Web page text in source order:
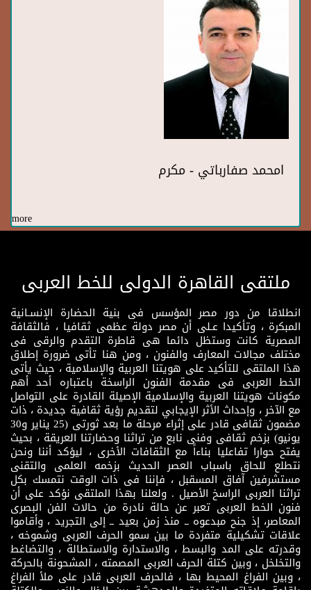
امحمد صفارباتي - مكرم
more
ملتقى القاهرة الدولى للخط العربى
انطلاقا من دور مصر المؤسس فى بنية الحضارة الإنسـانية
المبكرة ، وتأكيدا عـلى أن مصر دولة عظمى ثقافيا ، فالثقافة
المصرية كانت وستظل دائما هى قاطرة التقدم والرقى فى
مختلف مجالات المعارف والفنون ، ومن هنا تأتى ضرورة إطلاق
هذا الملتقى للتأكيد على هويتنا العربية والإسلامية ، حيث يأتى
الخط العربى فى مقدمة الفنون الراسخة باعتباره أحد أهم
مكونات هويتنا العربية والإسلامية الإصيلة القادرة على التواصل
مع الآخر ، وإحداث الأثر الإيجابي لتقديم رؤية ثقافية جديدة ، ذات
مضمون ثقافى قادر على إثراء مرحلة ما بعد ثورتى (25 يناير و30
يونيو) بزخم ثقافى وفنى نابع من تراثنا وحضارتنا العريقة ، بحيث
يفتح حوارا تفاعليا بناءاً مع الثقافات الأخرى ، ليؤكد أننا ونحن
نتطلع للحاق باسباب العصر الحديث بزخمه العلمى والتقنى
مستشرفين آفاق المسقبل ، فإننا فى ذات الوقت نتمسك بكل
تراثنا العربى الراسخ الأصيل . ولعلنا بهذا الملتقى نؤكد على أن
فنون الخط العربى تعبر عن حالة نادرة من حالات الفن البصرى
المعاصر، إذ جنح مبدعوه ــ منذ زمن بعيد ــ إلى التجريد ، وأقاموا
علاقات تشكيلية متفردة ما بين سمو الحرف العربى وشموخه ،
وقدرته على المد والبسط ، والاستدارة والاستطالة ، والتضاغط
والتخلخل ، وبين كتلة الحرف العربى المصمته ، المشحونة بالحركة
، وبين الفراغ المحيط بها ، فالحرف العربى قادر على ملأ الفراغ